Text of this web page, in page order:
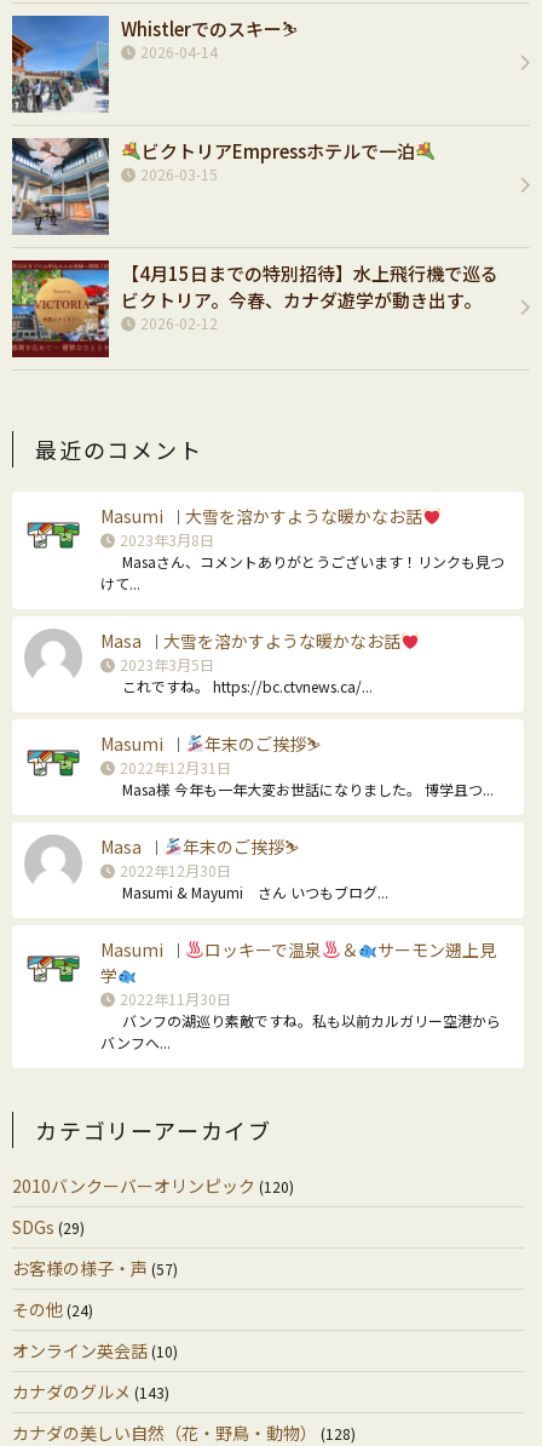
Whistlerでのスキー⛷️
2026-04-14
ビクトリアEmpressホテルで一泊
2026-03-15
【4月15日までの特別招待】水上飛行機で巡る
ビクトリア。今春、カナダ遊学が動き出す。
2026-02-12
最近のコメント
Masumi ｜ 大雪を溶かすような暖かなお話
2023年3月8日
Masaさん、コメントありがとうございます！リンクも見つ
けて...
Masa ｜ 大雪を溶かすような暖かなお話
2023年3月5日
これですね。 https://bc.ctvnews.ca/...
Masumi ｜ 年末のご挨拶⛷
2022年12月31日
Masa様 今年も一年大変お世話になりました。 博学且つ...
Masa ｜ 年末のご挨拶⛷
2022年12月30日
Masumi & Mayumi さん いつもブログ...
Masumi ｜ ロッキーで温泉 ＆
サーモン遡上見
学
2022年11月30日
バンフの湖巡り素敵ですね。私も以前カルガリー空港から
バンフへ...
カテゴリーアーカイブ
2010バンクーバーオリンピック (120)
SDGs (29)
お客様の様子・声 (57)
その他(24)
オンライン英会話(10)
カナダのグルメ (143)
カナダの美しい自然（花・野鳥・動物） (128)